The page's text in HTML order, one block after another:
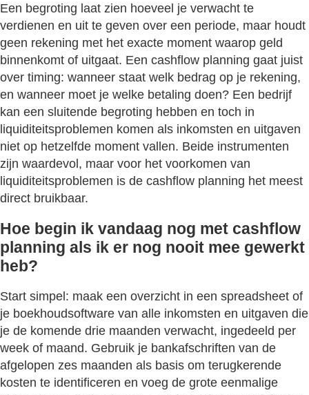
Een begroting laat zien hoeveel je verwacht te
verdienen en uit te geven over een periode, maar houdt
geen rekening met het exacte moment waarop geld
binnenkomt of uitgaat. Een cashflow planning gaat juist
over timing: wanneer staat welk bedrag op je rekening,
en wanneer moet je welke betaling doen? Een bedrijf
kan een sluitende begroting hebben en toch in
liquiditeitsproblemen komen als inkomsten en uitgaven
niet op hetzelfde moment vallen. Beide instrumenten
zijn waardevol, maar voor het voorkomen van
liquiditeitsproblemen is de cashflow planning het meest
direct bruikbaar.
Hoe begin ik vandaag nog met cashflow
planning als ik er nog nooit mee gewerkt
heb?
Start simpel: maak een overzicht in een spreadsheet of
je boekhoudsoftware van alle inkomsten en uitgaven die
je de komende drie maanden verwacht, ingedeeld per
week of maand. Gebruik je bankafschriften van de
afgelopen zes maanden als basis om terugkerende
kosten te identificeren en voeg de grote eenmalige